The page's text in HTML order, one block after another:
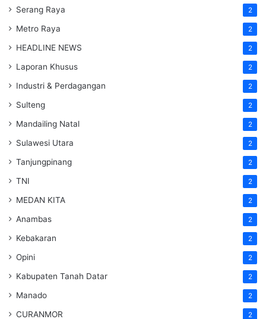
Serang Raya 2
Metro Raya 2
HEADLINE NEWS 2
Laporan Khusus 2
Industri & Perdagangan 2
Sulteng 2
Mandailing Natal 2
Sulawesi Utara 2
Tanjungpinang 2
TNI 2
MEDAN KITA 2
Anambas 2
Kebakaran 2
Opini 2
Kabupaten Tanah Datar 2
Manado 2
CURANMOR 2